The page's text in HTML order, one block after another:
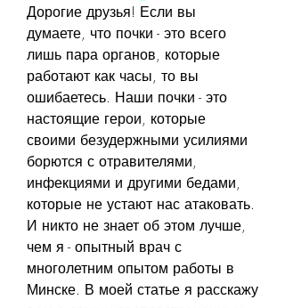
Дорогие друзья! Если вы
думаете, что почки - это всего
лишь пара органов, которые
работают как часы, то вы
ошибаетесь. Наши почки - это
настоящие герои, которые
своими безудержными усилиями
борются с отравителями,
инфекциями и другими бедами,
которые не устают нас атаковать.
И никто не знает об этом лучше,
чем я - опытный врач с
многолетним опытом работы в
Минске. В моей статье я расскажу